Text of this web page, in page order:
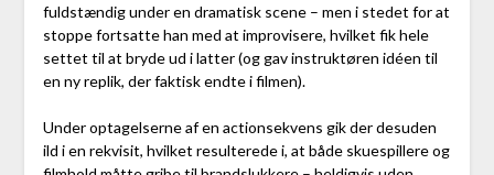
fuldstændig under en dramatisk scene – men i stedet for at
stoppe fortsatte han med at improvisere, hvilket fik hele
settet til at bryde ud i latter (og gav instruktøren idéen til
en ny replik, der faktisk endte i filmen).
Under optagelserne af en actionsekvens gik der desuden
ild i en rekvisit, hvilket resulterede i, at både skuespillere og